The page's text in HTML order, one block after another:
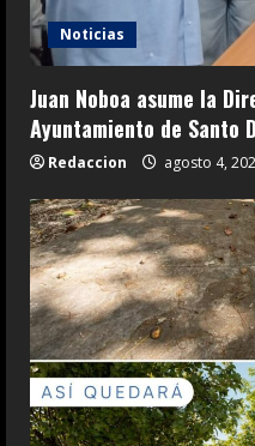
Noticias
Juan Noboa asume la
Ayuntamiento de Santo
Redaccion agosto 4,